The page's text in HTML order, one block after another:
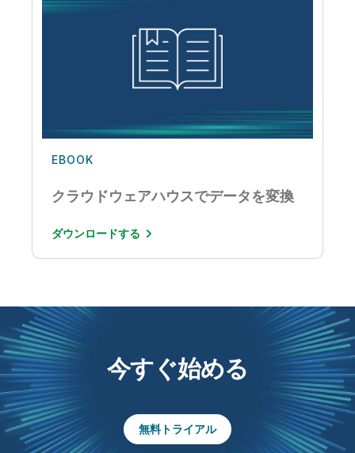
EBOOK
クラウドウェアハウスでデータを変換
ダウンロードする
今すぐ始める
無料トライアル